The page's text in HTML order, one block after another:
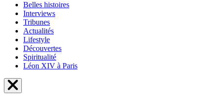
Belles histoires
Interviews
Tribunes
Actualités
Lifestyle
Découvertes
Spiritualité
Léon XIV à Paris